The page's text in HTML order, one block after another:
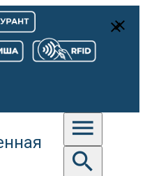
menu
search
close
close